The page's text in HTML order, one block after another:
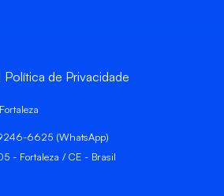
Política de Privacidade
6625 (WhatsApp)
- Fortaleza / CE - Brasil